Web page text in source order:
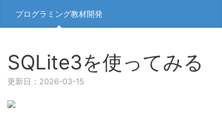
プログラミング教材開発
SQLite3を使ってみる
更新日：2026-03-15